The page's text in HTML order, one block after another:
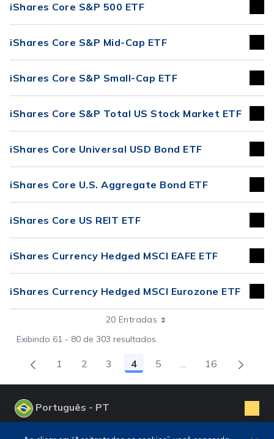
iShares Core S&P 500 ETF
iShares Core S&P Mid-Cap ETF
iShares Core S&P Small-Cap ETF
iShares Core S&P Total US Stock Market ETF
iShares Core Universal USD Bond ETF
iShares Core U.S. Aggregate Bond ETF
iShares Core US REIT ETF
iShares Currency Hedged MSCI EAFE ETF
iShares Currency Hedged MSCI Eurozone ETF
20 Entradas
Exibindo 61 - 80 de 303 resultados.
Página
1 Página
2 Página
3 Página
4 Página
5 ...PáginasPágina
16
Português - PT